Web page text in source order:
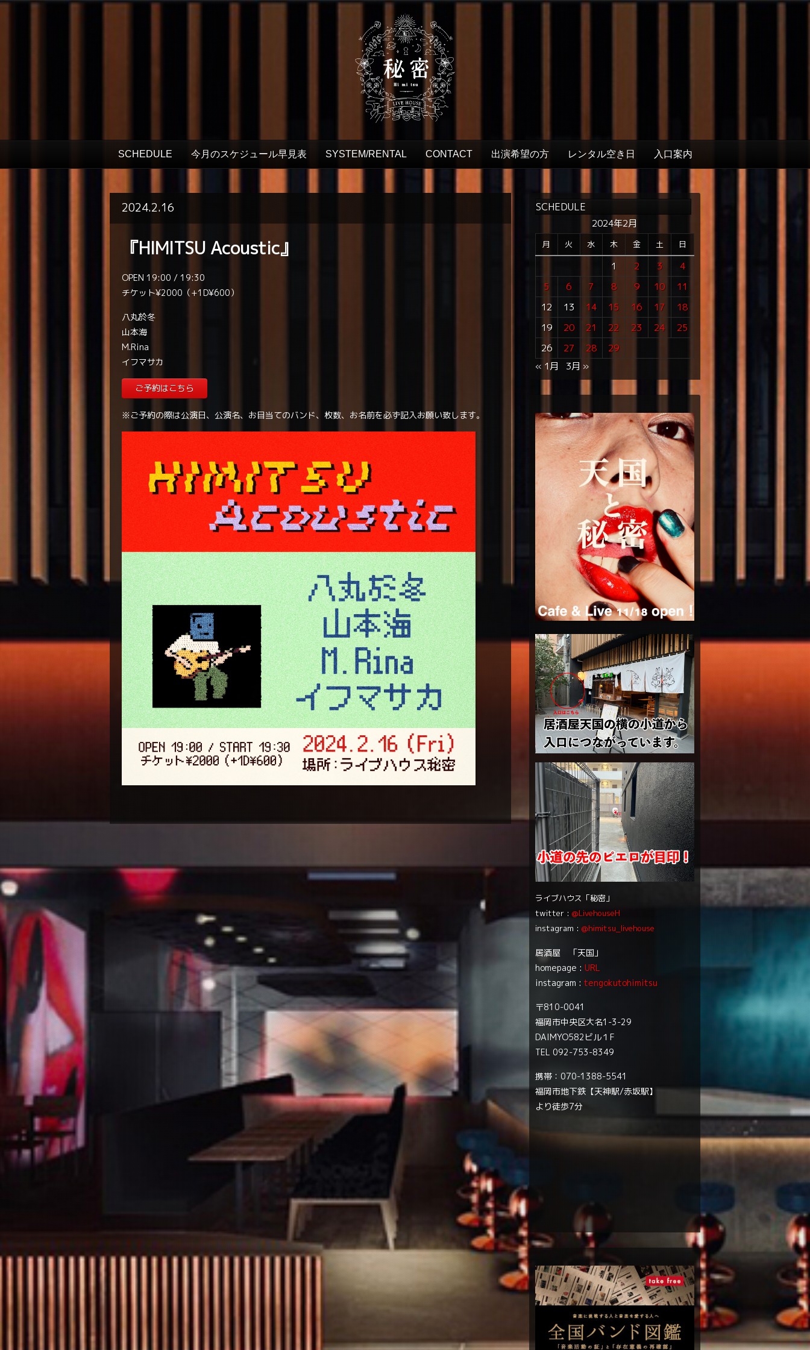
SCHEDULE 今月のスケジュール早見表 SYSTEM/RENTAL CONTACT 出演希望の方 レンタル空き日 入口案内
2024.2.16
『HIMITSU Acoustic』
OPEN 19:00 / 19:30
チケット¥2000（+1D¥600）
八丸於冬
山本海
M.Rina
イフマサカ
ご予約はこちら
※ご予約の際は公演日、公演名、お目当てのバンド、枚数、お名前を必ず記入お願い致します。
SCHEDULE
2024年2月
月 火 水 木 金 土 日
1 2 3
4
5
6 7 8 9 10
11
12
13 14 15 16 17
18
19
20 21 22 23 24
25
26
27 28
29
« 1月
3月 »
ライブハウス「秘密」
twitter : @LivehouseH
instagram : @himitsu_livehouse
居酒屋 「天国」
homepage : URL
instagram : tengokutohimitsu
〒810-0041
福岡市中央区大名1-3-29
DAIMYO582ビル１F
TEL 092-753-8349
携帯：070-1388-5541
福岡市地下鉄【天神駅/赤坂駅】
より徒歩7分